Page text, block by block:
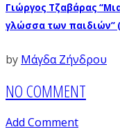
Γιώργος Τζαβάρας
γλώσσα των παιδιών”
by Μάγδα Ζήνδρου
NO COMMENT
Add Comment